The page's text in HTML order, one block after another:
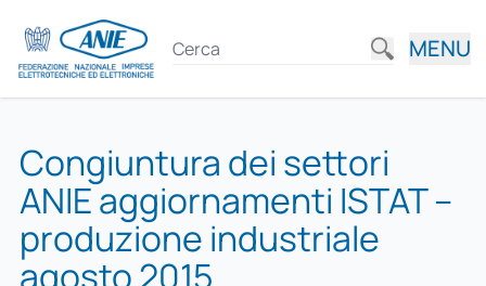
MENU
Congiuntura dei settori
ANIE aggiornamenti ISTAT –
produzione industriale
agosto 2015